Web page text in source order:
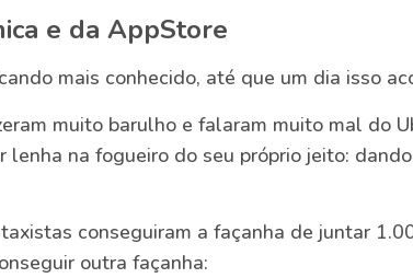
e da AppStore
mais conhecido, até que um dia isso
muito barulho e falaram muito mal do
lenha na fogueiro do seu próprio jeito:
conseguiram a façanha de juntar
outra façanha: